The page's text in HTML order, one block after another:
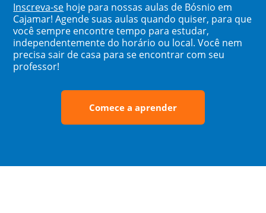
Inscreva-se hoje para nossas aulas de Bósnio em
Cajamar! Agende suas aulas quando quiser, para que
você sempre encontre tempo para estudar,
independentemente do horário ou local. Você nem
precisa sair de casa para se encontrar com seu
professor!
Comece a aprender